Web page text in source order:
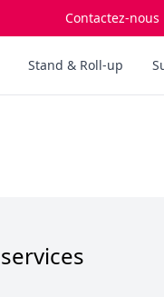
Contactez-nous
Stand & Roll-up